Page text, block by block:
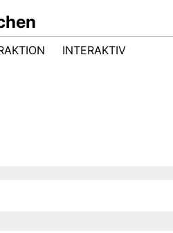
INTERAKTIV